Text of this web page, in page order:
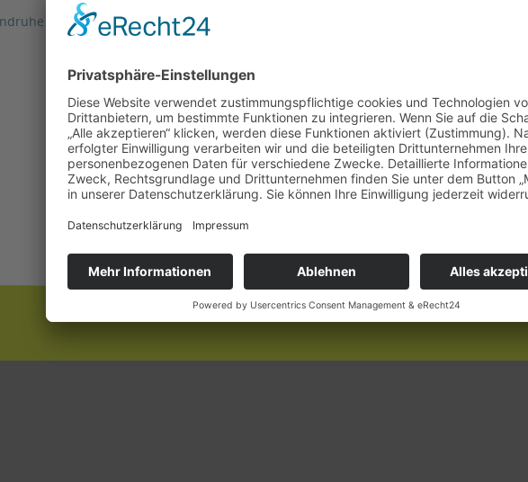
Einrichtungsleitung: Cornelia Schlemm
weitere Informationen